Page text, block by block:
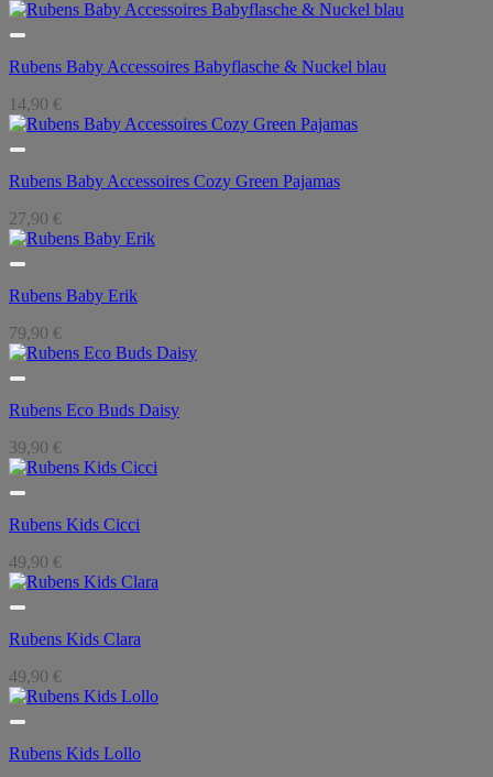
Rubens Baby Accessoires Babyflasche & Nuckel blau
14,90 €
Rubens Baby Accessoires Cozy Green Pajamas
27,90 €
Rubens Baby Erik
79,90 €
Rubens Eco Buds Daisy
39,90 €
Rubens Kids Cicci
49,90 €
Rubens Kids Clara
49,90 €
Rubens Kids Lollo